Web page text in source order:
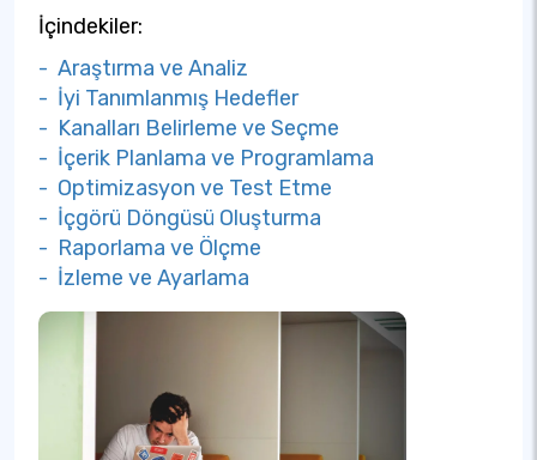
İçindekiler:
- Araştırma ve Analiz
- İyi Tanımlanmış Hedefler
- Kanalları Belirleme ve Seçme
- İçerik Planlama ve Programlama
- Optimizasyon ve Test Etme
- İçgörü Döngüsü Oluşturma
- Raporlama ve Ölçme
- İzleme ve Ayarlama